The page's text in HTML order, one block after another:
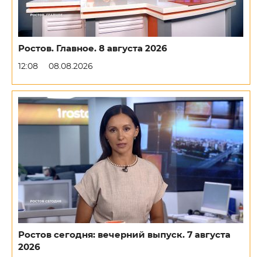
Ростов. Главное. 8 августа 2026
12:08 08.08.2026
Ростов сегодня: вечерний выпуск. 7 августа
2026